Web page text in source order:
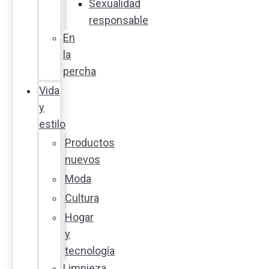
Sexualidad
responsable
En
la
percha
Vida
y
estilo
Productos
nuevos
Moda
Cultura
Hogar
y
tecnología